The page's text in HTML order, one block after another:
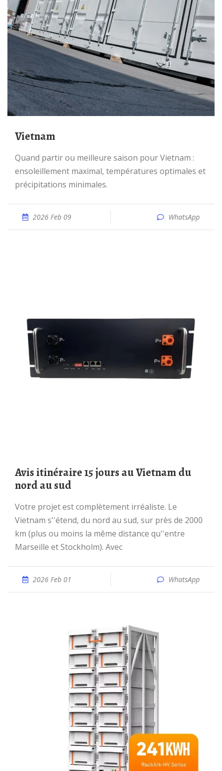
Vietnam
Quand partir ou meilleure saison pour Vietnam :
ensoleillement maximal, températures optimales et
précipitations minimales.
2026 Feb 09 WhatsApp
Avis itinéraire 15 jours au Vietnam du
nord au sud
Votre projet est complètement irréaliste. Le
Vietnam s''étend, du nord au sud, sur près de 2000
km (plus ou moins la même distance qu''entre
Marseille et Stockholm). Avec
2026 Feb 01 WhatsApp